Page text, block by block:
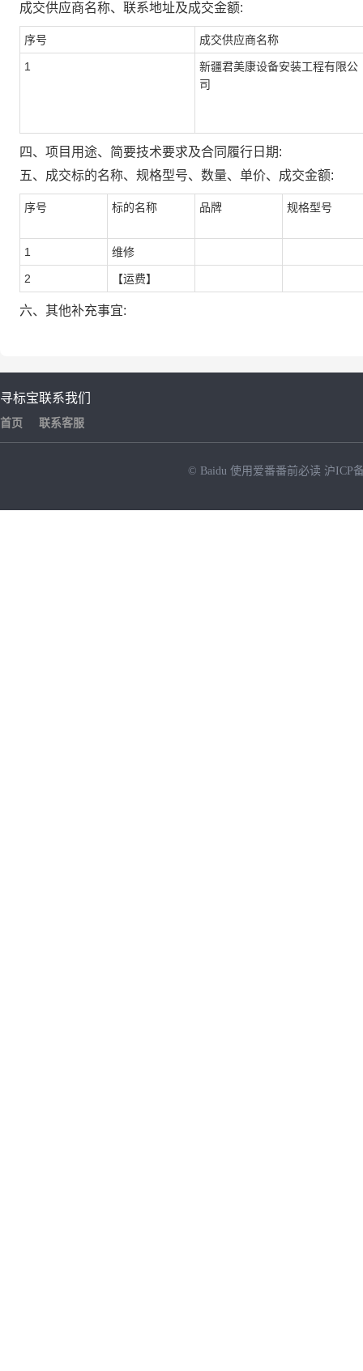
成交供应商名称、联系地址及成交金额:
序号 成交供应商名称
1
新疆君美康设备安装工程有限公
司
四、项目用途、简要技术要求及合同履行日期:
五、成交标的名称、规格型号、数量、单价、成交金额:
序号 标的名称 品牌 规格型号
1 维修
2 【运费】
六、其他补充事宜:
寻标宝
首页
联系我们
联系客服
© Baidu 使用爱番番前必读 沪ICP